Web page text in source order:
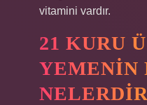
vitamini vardır.
21 KURU
YEMENIN